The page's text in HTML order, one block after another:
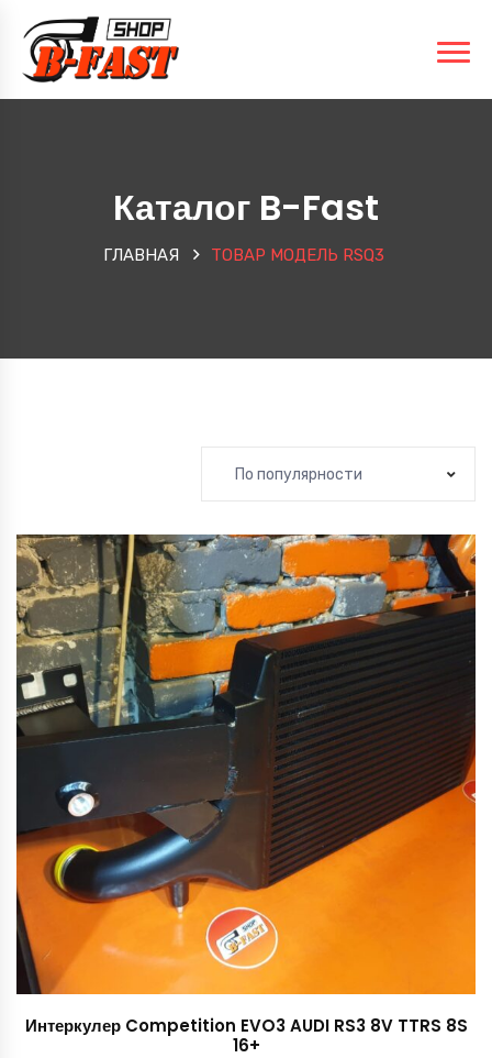
Каталог B-Fast
ГЛАВНАЯ ТОВАР МОДЕЛЬ RSQ3
По популярности
Интеркулер Competition EVO3 AUDI RS3 8V TTRS 8S
16+